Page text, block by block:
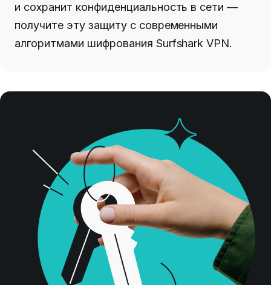
и сохранит конфиденциальность в сети —
получите эту защиту с современными
алгоритмами шифрования Surfshark VPN.